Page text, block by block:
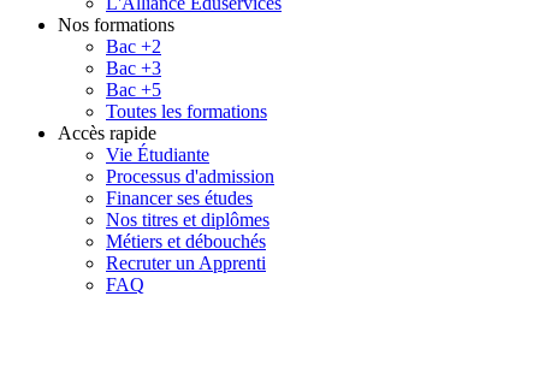
Nos formations
Bac +2
Bac +3
Bac +5
Toutes les formations
Accès rapide
Vie Étudiante
Processus d'admission
Financer ses études
Nos titres et diplômes
Métiers et débouchés
Recruter un Apprenti
FAQ